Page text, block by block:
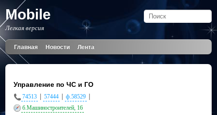
Mobile
Легкая версия
Главная Новости Лента
Управление по ЧС и ГО
74513 57444 ф.58529
б.Машиностроителей, 16